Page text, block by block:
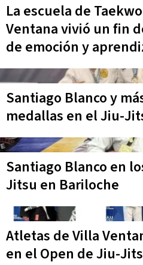
La escuela de
Ventana vivió un fin
de emoción y
Santiago Blanco y
medallas en el Jiu-
Santiago Blanco en
Jitsu en Bariloche
Atletas de Villa
en el Open de Jiu-